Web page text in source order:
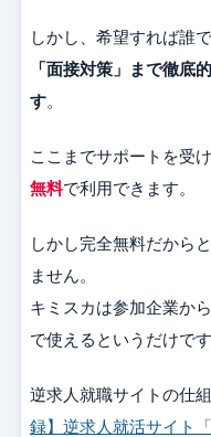
しかし、希望すれば誰
「面接対策」まで徹底
す。
ここまでサポートを受
無料で利用できます。
しかし完全無料だから
ません。
キミスカは参加企業か
で使えるというだけです
逆求人就職サイトの仕
録】逆求人就活サイト